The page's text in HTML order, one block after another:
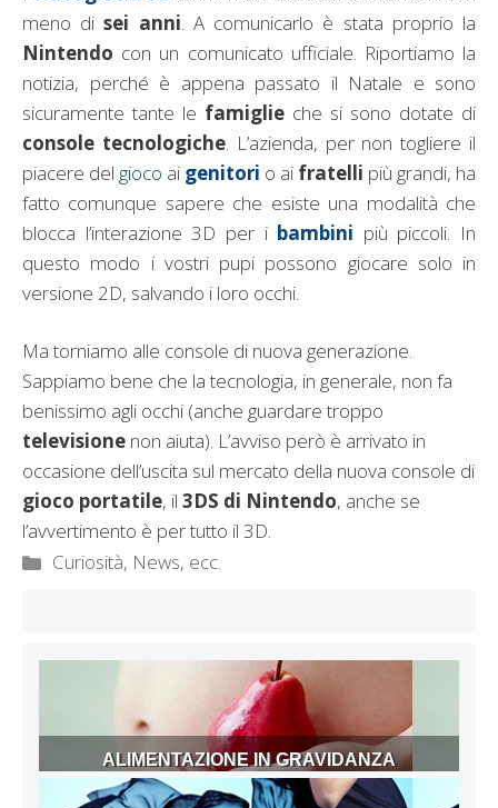
meno disei anni. A comunicarlo è stata proprio la
Nintendo con un comunicato ufficiale. Riportiamo la
notizia, perché è appena passato il Natale e sono
sicuramente tante le famiglie che si sono dotate di
console tecnologiche. L’azienda, per non togliere il
piacere del gioco ai genitori o ai fratelli più grandi, ha
fatto comunque sapere che esiste una modalità che
blocca l’interazione 3D per i bambini più piccoli. In
questo modo i vostri pupi possono giocare solo in
versione 2D, salvando i loro occhi.
Ma torniamo alle console di nuova generazione.
Sappiamo bene che la tecnologia, in generale, non fa
benissimo agli occhi (anche guardare troppo
televisione non aiuta). L’avviso però è arrivato in
occasione dell’uscita sul mercato della nuova console di
gioco portatile, il 3DS di Nintendo, anche se
l’avvertimento è per tutto il 3D.
Categorie
Curiosità, News, ecc.
ALIMENTAZIONE IN GRAVIDANZA